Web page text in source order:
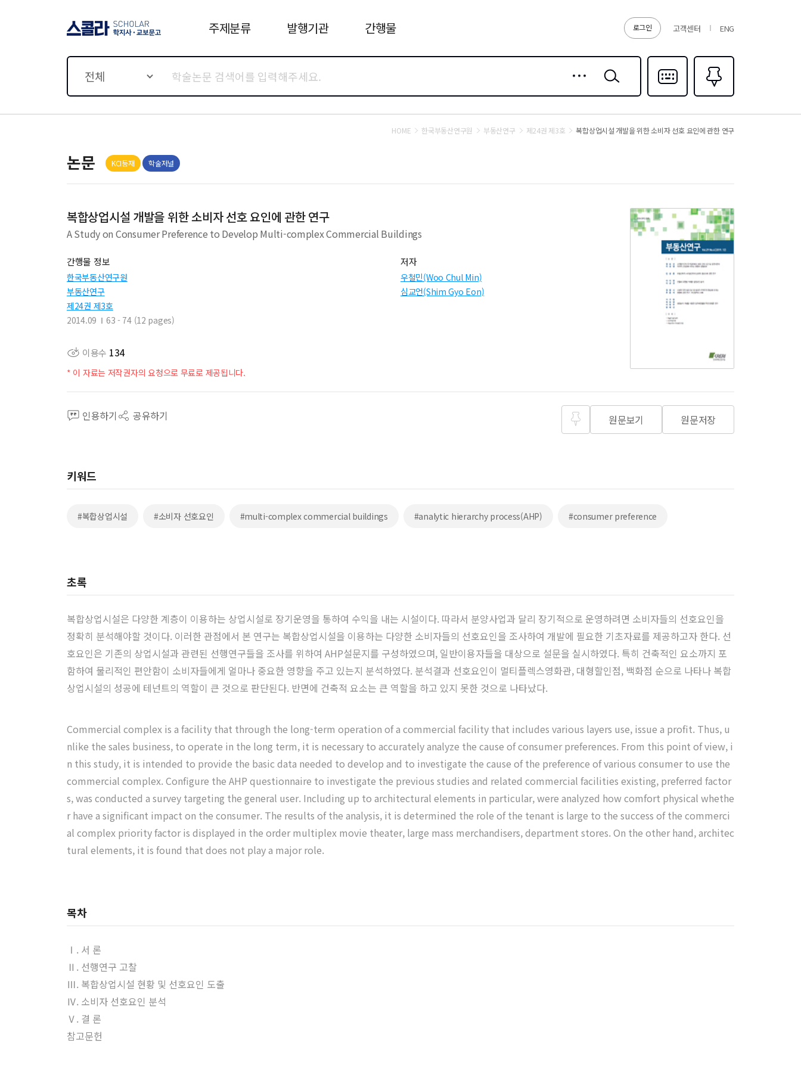
로그인 고객센터 ENG
주제분류 발행기관 간행물
전체
검색
다국어입력
즐겨찾기0
HOME 한국부동산연구원 부동산연구 제24권 제3호 복합상업시설 개발을 위한 소비자 선호 요인에 관한 연구
논문 KCI등재 학술저널
복합상업시설 개발을 위한 소비자 선호 요인에 관한 연구
A Study on Consumer Preference to Develop Multi-complex Commercial Buildings
간행물 정보
한국부동산연구원
부동산연구
제24권 제3호
2014.09
63 - 74 (12 pages)
저자
우철민(Woo Chul Min)
심교언(Shim Gyo Eon)
이용수 134
* 이 자료는 저작권자의 요청으로 무료로 제공됩니다.
인용하기 공유하기 원문보기 원문저장
키워드
#복합상업시설 #소비자 선호요인 #multi-complex commercial buildings #analytic hierarchy process(AHP) #consumer preference
초록
복합상업시설은 다양한 계층이 이용하는 상업시설로 장기운영을 통하여 수익을 내는 시설이다. 따라서 분양사업과 달리 장기적으로 운영하려면 소비자들의 선호요인을
정확히 분석해야할 것이다. 이러한 관점에서 본 연구는 복합상업시설을 이용하는 다양한 소비자들의 선호요인을 조사하여 개발에 필요한 기초자료를 제공하고자 한다. 선
호요인은 기존의 상업시설과 관련된 선행연구들을 조사를 위하여 AHP설문지를 구성하였으며, 일반이용자들을 대상으로 설문을 실시하였다. 특히 건축적인 요소까지 포
함하여 물리적인 편안함이 소비자들에게 얼마나 중요한 영향을 주고 있는지 분석하였다. 분석결과 선호요인이 멀티플렉스영화관, 대형할인점, 백화점 순으로 나타나 복합
상업시설의 성공에 테넌트의 역할이 큰 것으로 판단된다. 반면에 건축적 요소는 큰 역할을 하고 있지 못한 것으로 나타났다.
Commercial complex is a facility that through the long-term operation of a commercial facility that includes various layers use, issue a profit. Thus, u
nlike the sales business, to operate in the long term, it is necessary to accurately analyze the cause of consumer preferences. From this point of view, i
n this study, it is intended to provide the basic data needed to develop and to investigate the cause of the preference of various consumer to use the
commercial complex. Configure the AHP questionnaire to investigate the previous studies and related commercial facilities existing, preferred factor
s, was conducted a survey targeting the general user. Including up to architectural elements in particular, were analyzed how comfort physical whethe
r have a significant impact on the consumer. The results of the analysis, it is determined the role of the tenant is large to the success of the commerci
al complex priority factor is displayed in the order multiplex movie theater, large mass merchandisers, department stores. On the other hand, architec
tural elements, it is found that does not play a major role.
목차
Ⅰ. 서 론
Ⅱ. 선행연구 고찰
Ⅲ. 복합상업시설 현황 및 선호요인 도출
Ⅳ. 소비자 선호요인 분석
Ⅴ. 결 론
참고문헌